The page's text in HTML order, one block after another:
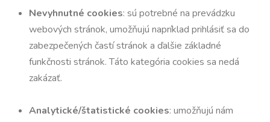
Nevyhnutné cookies: sú potrebné na prevádzku
webových stránok, umožňujú napríklad prihlásiť sa do
zabezpečených častí stránok a ďalšie základné
funkčnosti stránok. Táto kategória cookies sa nedá
zakázať.
Analytické/štatistické cookies: umožňujú nám